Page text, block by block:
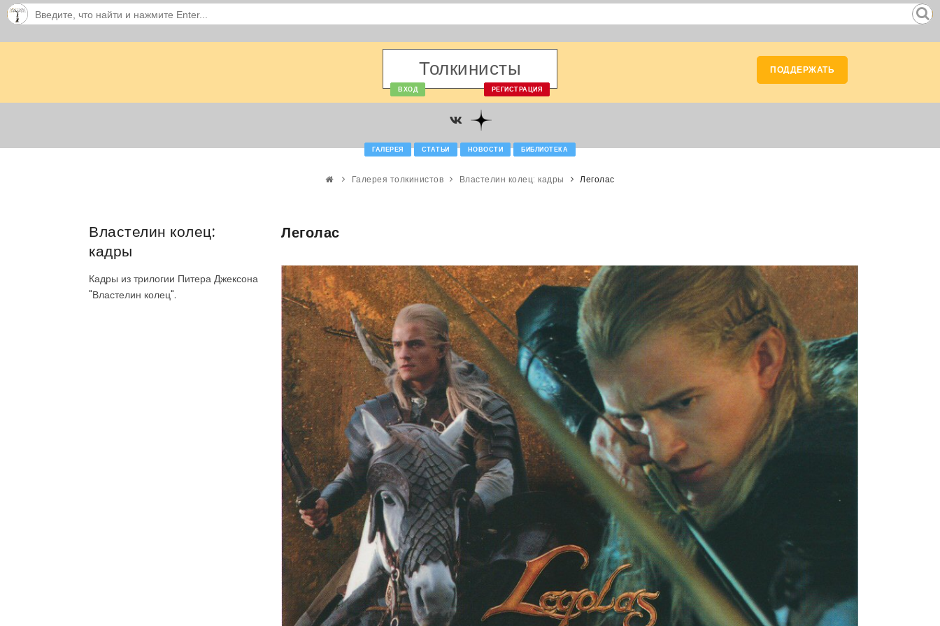
Толкинисты
ВХОД РЕГИСТРАЦИЯ
ПОДДЕРЖАТЬ
ГАЛЕРЕЯ СТАТЬИ НОВОСТИ БИБЛИОТЕКА
Галерея толкинистов Властелин колец: кадры Леголас
Властелин колец:
кадры
Кадры из трилогии Питера Джексона
"Властелин колец".
Леголас